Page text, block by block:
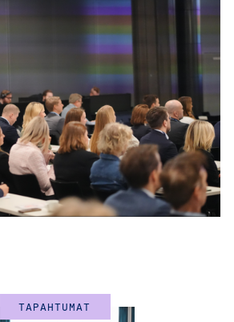
TAPAHTUMAT